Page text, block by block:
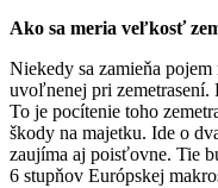
Ako sa meria veľkosť
Niekedy sa zamieňa
uvoľnenej pri zemetrasení.
To je pocítenie toho
škody na majetku. Ide o
zaujíma aj poisťovne. Tie
6 stupňov Európskej